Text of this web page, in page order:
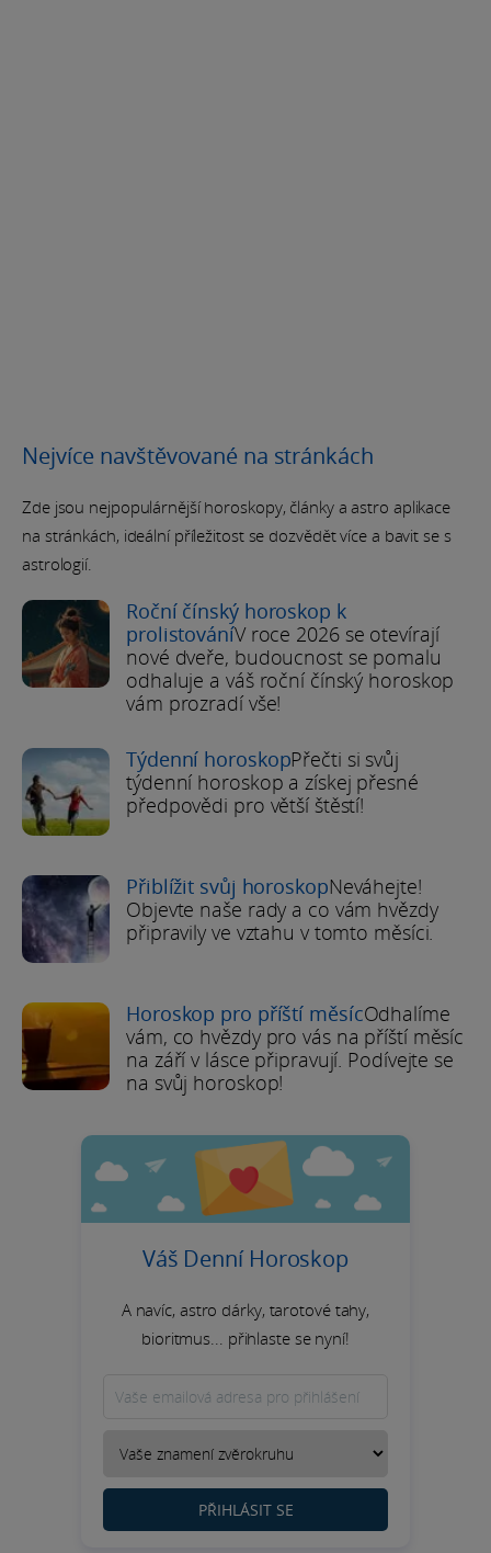
Nejvíce navštěvované na stránkách
Zde jsou nejpopulárnější horoskopy, články a astro aplikace
na stránkách, ideální příležitost se dozvědět více a bavit se s
astrologií.
Roční čínský horoskop k
prolistováníV roce 2026 se otevírají
nové dveře, budoucnost se pomalu
odhaluje a váš roční čínský horoskop
vám prozradí vše!
Týdenní horoskopPřečti si svůj
týdenní horoskop a získej přesné
předpovědi pro větší štěstí!
Přiblížit svůj horoskopNeváhejte!
Objevte naše rady a co vám hvězdy
připravily ve vztahu v tomto měsíci.
Horoskop pro příští měsícOdhalíme
vám, co hvězdy pro vás na příští měsíc
na září v lásce připravují. Podívejte se
na svůj horoskop!
Váš Denní Horoskop
A navíc, astro dárky, tarotové tahy,
bioritmus... přihlaste se nyní!
PŘIHLÁSIT SE